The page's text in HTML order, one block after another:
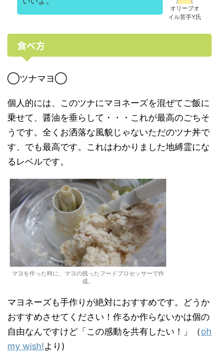
オリーブオ
イル苦手Y氏
食べ方
◯ツナマヨ◯
個人的には、このツナにマヨネーズを混ぜてご飯に
乗せて、醤油を垂らして・・・これが最高のごちそ
うです。全くお洒落な風貌じゃないただのツナ丼で
す、でも最高です。これはわかりました地縛霊にな
るレベルです。
マヨを作った時に、マヨの残ったフードプロセッサーで作
成。
マヨネーズも手作りが絶対におすすめです。どうか
おすすめさせてください！作るか作らないかは個の
自由なんですけど「この感動を共有したい！」（oh
my wish!より)